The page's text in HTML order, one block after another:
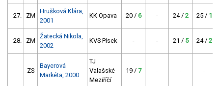
27. ZM
Hrušková Klára,
2001
KK Opava 20 / 6 - 24 / 2 25 / 1
28. ZM
Žatecká Nikola,
2002
KVS Písek - - 21 / 5 24 / 2
ZS
Bayerová
Markéta, 2000
TJ
Valašské
Meziříčí
19 / 7 - - -